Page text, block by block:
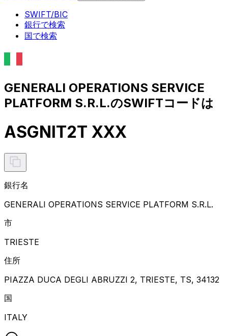
SWIFT/BIC
銀行で検索
国で検索
GENERALI OPERATIONS SERVICE
PLATFORM S.R.L.のSWIFTコードは
ASGNIT2T XXX
銀行名
GENERALI OPERATIONS SERVICE PLATFORM S.R.L.
市
TRIESTE
住所
PIAZZA DUCA DEGLI ABRUZZI 2, TRIESTE, TS, 34132
国
ITALY